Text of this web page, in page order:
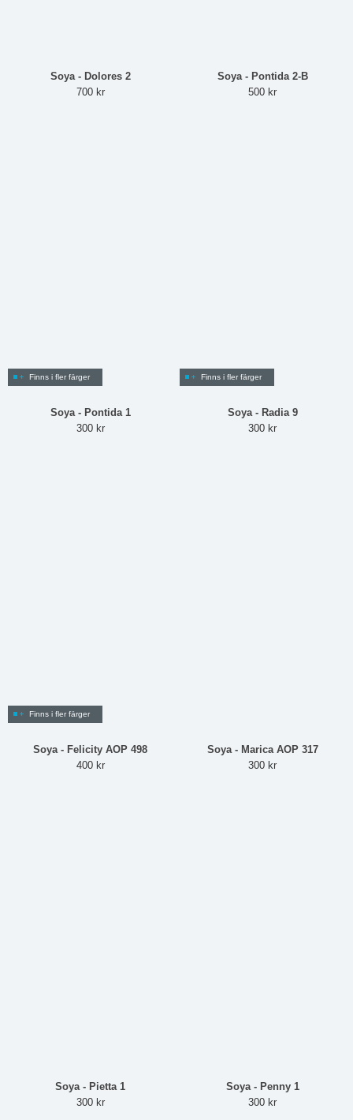
Soya - Dolores 2
700 kr
Soya - Pontida 2-B
500 kr
Finns i fler färger
Soya - Pontida 1
300 kr
Finns i fler färger
Soya - Radia 9
300 kr
Finns i fler färger
Soya - Felicity AOP 498
400 kr
Soya - Marica AOP 317
300 kr
Soya - Pietta 1
300 kr
Soya - Penny 1
300 kr